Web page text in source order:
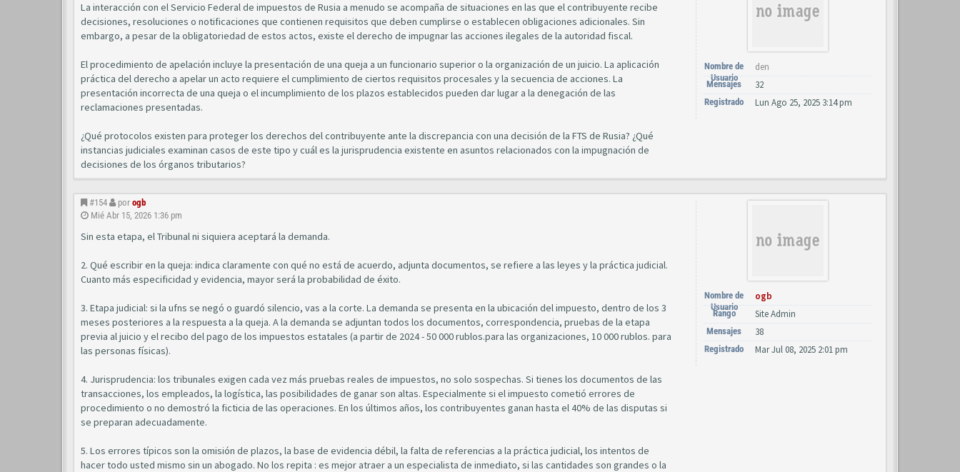
La interacción con el Servicio Federal de impuestos de Rusia a menudo se acompaña de situaciones en las que el contribuyente recibe
decisiones, resoluciones o notificaciones que contienen requisitos que deben cumplirse o establecen obligaciones adicionales. Sin
embargo, a pesar de la obligatoriedad de estos actos, existe el derecho de impugnar las acciones ilegales de la autoridad fiscal.
El procedimiento de apelación incluye la presentación de una queja a un funcionario superior o la organización de un juicio. La aplicación
práctica del derecho a apelar un acto requiere el cumplimiento de ciertos requisitos procesales y la secuencia de acciones. La
presentación incorrecta de una queja o el incumplimiento de los plazos establecidos pueden dar lugar a la denegación de las
reclamaciones presentadas.
¿Qué protocolos existen para proteger los derechos del contribuyente ante la discrepancia con una decisión de la FTS de Rusia? ¿Qué
instancias judiciales examinan casos de este tipo y cuál es la jurisprudencia existente en asuntos relacionados con la impugnación de
decisiones de los órganos tributarios?
Nombre de
Usuario
den
Mensajes 32
Registrado Lun Ago 25, 2025 3:14 pm
#154 por ogb
Mié Abr 15, 2026 1:36 pm
Sin esta etapa, el Tribunal ni siquiera aceptará la demanda.
2. Qué escribir en la queja: indica claramente con qué no está de acuerdo, adjunta documentos, se refiere a las leyes y la práctica judicial.
Cuanto más especificidad y evidencia, mayor será la probabilidad de éxito.
3. Etapa judicial: si la ufns se negó o guardó silencio, vas a la corte. La demanda se presenta en la ubicación del impuesto, dentro de los 3
meses posteriores a la respuesta a la queja. A la demanda se adjuntan todos los documentos, correspondencia, pruebas de la etapa
previa al juicio y el recibo del pago de los impuestos estatales (a partir de 2024 - 50 000 rublos.para las organizaciones, 10 000 rublos. para
las personas físicas).
4. Jurisprudencia: los tribunales exigen cada vez más pruebas reales de impuestos, no solo sospechas. Si tienes los documentos de las
transacciones, los empleados, la logística, las posibilidades de ganar son altas. Especialmente si el impuesto cometió errores de
procedimiento o no demostró la ficticia de las operaciones. En los últimos años, los contribuyentes ganan hasta el 40% de las disputas si
se preparan adecuadamente.
5. Los errores típicos son la omisión de plazos, la base de evidencia débil, la falta de referencias a la práctica judicial, los intentos de
hacer todo usted mismo sin un abogado. No los repita : es mejor atraer a un especialista de inmediato, si las cantidades son grandes o la
Nombre de
Usuario
ogb
Rango Site Admin
Mensajes 38
Registrado Mar Jul 08, 2025 2:01 pm